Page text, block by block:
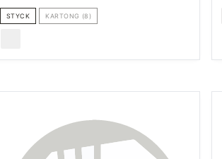
STYCK KARTONG (8)